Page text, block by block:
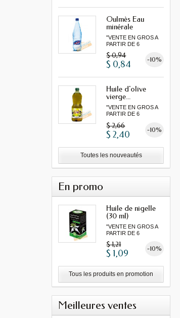
Oulmès Eau
minérale
gazeuse...
"VENTE EN GROS A
PARTIR DE 6
$ 0,94 -10%
$ 0,84
Huile d'olive
vierge...
"VENTE EN GROS A
PARTIR DE 6
$ 2,66 -10%
$ 2,40
Toutes les nouveautés
En promo
Huile de nigelle
(30 ml)
"VENTE EN GROS A
PARTIR DE 6
$ 1,21 -10%
$ 1,09
Tous les produits en promotion
Meilleures ventes